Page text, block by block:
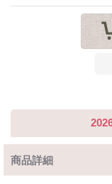
商品詳細